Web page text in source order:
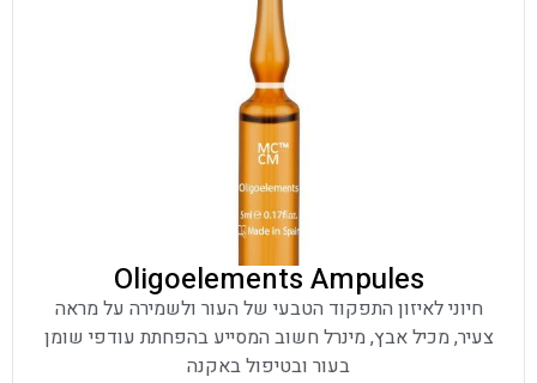
Oligoelements Ampules
חיוני לאיזון התפקוד הטבעי של העור ולשמירה על מראה
צעיר, מכיל אבץ, מינרל חשוב המסייע בהפחתת עודפי שומן
בעור ובטיפול באקנה